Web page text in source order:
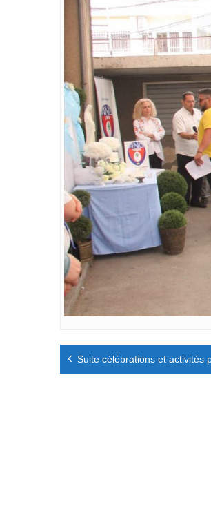
Navigation
de
Suite célébrations et activités